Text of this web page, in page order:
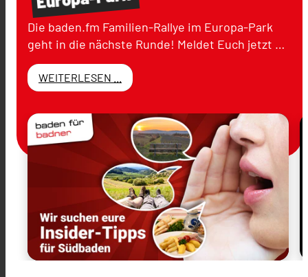
Die baden.fm Familien-Rallye im Europa-Park
geht in die nächste Runde! Meldet Euch jetzt …
WEITERLESEN ...